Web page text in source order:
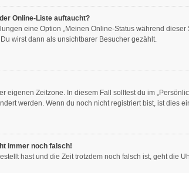
Online-Liste auftaucht?
eine Option „Meinen Online-Status während
wirst dann als unsichtbarer Besucher gezählt.
eigenen Zeitzone. In diesem Fall solltest du im
werden. Wenn du noch nicht registriert bist, ist dies
immer noch falsch!
hast und die Zeit trotzdem noch falsch ist, geht die